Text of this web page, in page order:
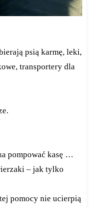
psią karmę, leki,
transportery dla
pompować kasę …
– jak tylko
pomocy nie ucierpią